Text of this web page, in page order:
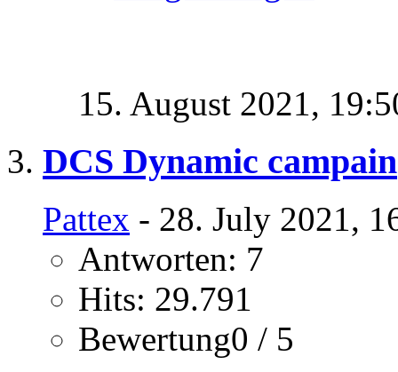
15. August 2021,
DCS Dynamic campain
Pattex - 28. July 2021,
Antworten: 7
Hits: 29.791
Bewertung0 / 5